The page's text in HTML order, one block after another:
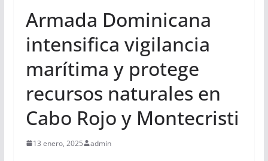
Armada Dominicana
intensifica vigilancia
marítima y protege
recursos naturales en
Cabo Rojo y Montecristi
13 enero, 2025 admin